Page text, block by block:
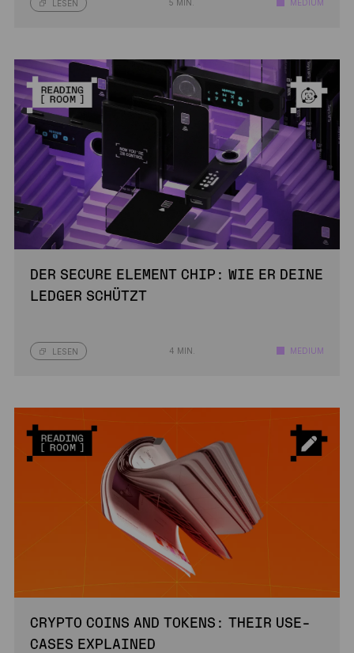
LESEN 5 MIN. MEDIUM
DER SECURE ELEMENT CHIP: WIE ER DEINE
LEDGER SCHÜTZT
LESEN 4 MIN. MEDIUM
CRYPTO COINS AND TOKENS: THEIR USE-
CASES EXPLAINED